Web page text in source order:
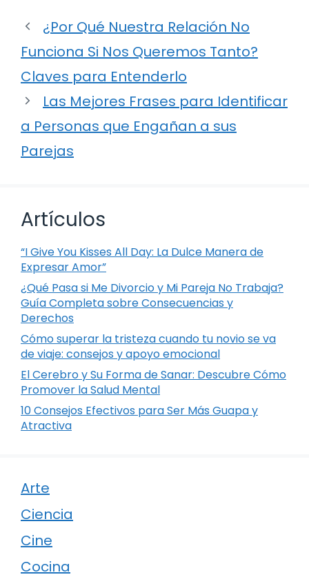
¿Por Qué Nuestra Relación No
Funciona Si Nos Queremos Tanto?
Claves para Entenderlo
Las Mejores Frases para Identificar
a Personas que Engañan a sus
Parejas
Artículos
“I Give You Kisses All Day: La Dulce Manera de
Expresar Amor”
¿Qué Pasa si Me Divorcio y Mi Pareja No Trabaja?
Guía Completa sobre Consecuencias y
Derechos
Cómo superar la tristeza cuando tu novio se va
de viaje: consejos y apoyo emocional
El Cerebro y Su Forma de Sanar: Descubre Cómo
Promover la Salud Mental
10 Consejos Efectivos para Ser Más Guapa y
Atractiva
Arte
Ciencia
Cine
Cocina